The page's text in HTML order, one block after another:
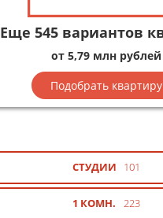
Еще 545 вариантов
от 5,79 млн рублей
Подобрать квартиру
СТУДИИ 101
1 КОМН. 223